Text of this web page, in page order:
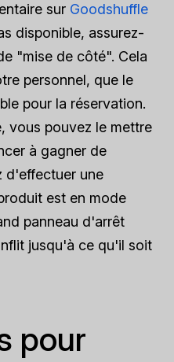
sur Goodshuffle
disponible, assurez-
"mise de côté". Cela
personnel, que le
pour la réservation.
vous pouvez le mettre
à gagner de
d'effectuer une
est en mode
panneau d'arrêt
jusqu'à ce qu'il soit
pour